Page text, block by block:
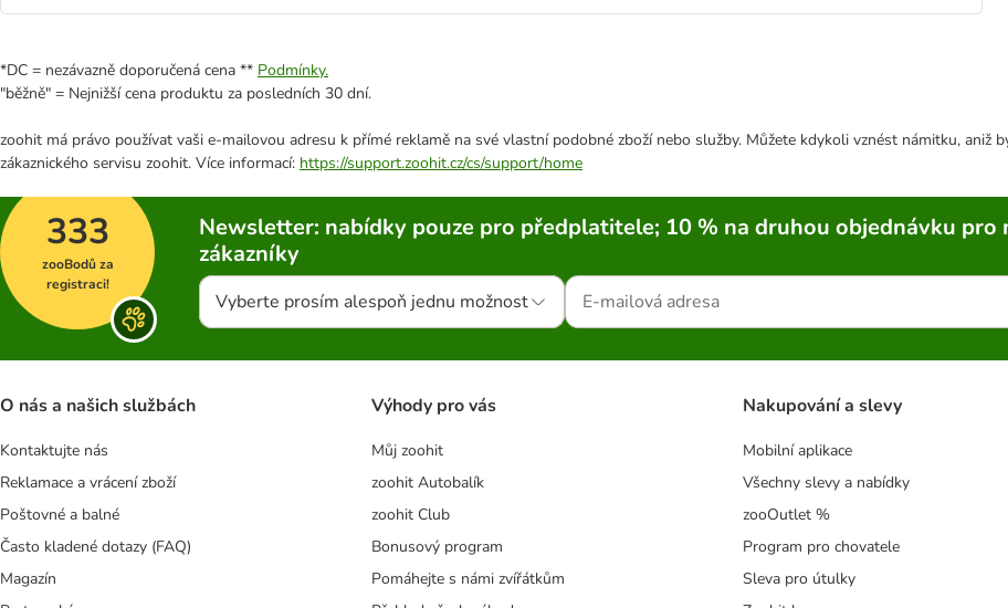
*DC = nezávazně doporučená cena ** Podmínky.
"běžně" = Nejnižší cena produktu za posledních 30 dní.
zoohit má právo používat vaši e-mailovou adresu k přímé reklamě na své vlastní podobné zboží nebo služby. Můžete kdykoli vznést námitku, aniž
zákaznického servisu zoohit. Více informací: https://support.zoohit.cz/cs/support/home
333
zooBodů za
registraci!
Newsletter: nabídky pouze pro předplatitele; 10 % na druhou objednávku pro
zákazníky
Vyberte prosím alespoň jednu možnost
O nás a našich službách
Kontaktujte nás
Reklamace a vrácení zboží
Poštovné a balné
Často kladené dotazy (FAQ)
Magazín
Výhody pro vás
Můj zoohit
zoohit Autobalík
zoohit Club
Bonusový program
Pomáhejte s námi zvířátkům
Nakupování a slevy
Mobilní aplikace
Všechny slevy a nabídky
zooOutlet %
Program pro chovatele
Sleva pro útulky